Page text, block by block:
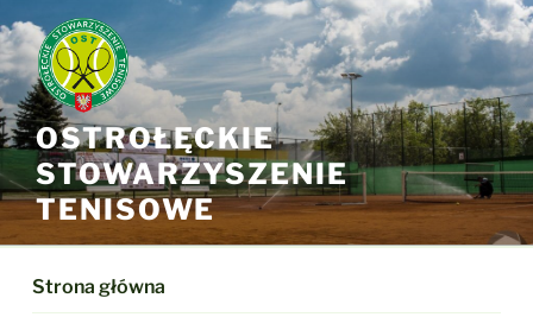
do
treści
OSTROŁĘCKIE
STOWARZYSZENIE
TENISOWE
Strona główna